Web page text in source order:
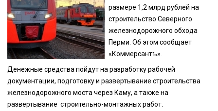
размере 1,2 млрд рублей на
строительство Северного
железнодорожного обхода
Перми. Об этом сообщает
«Коммерсантъ».
Денежные средства пойдут на разработку рабочей
документации, подготовку и развертывание строительства
железнодорожного моста через Каму, а также на
развертывание строительно-монтажных работ.